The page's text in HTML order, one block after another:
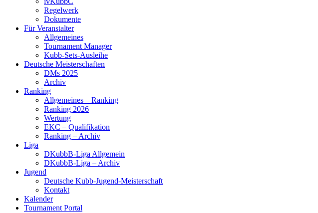
Regelwerk
Dokumente
Für Veranstalter
Allgemeines
Tournament Manager
Kubb-Sets-Ausleihe
Deutsche Meisterschaften
DMs 2025
Archiv
Ranking
Allgemeines – Ranking
Ranking 2026
Wertung
EKC – Qualifikation
Ranking – Archiv
Liga
DKubbB-Liga Allgemein
DKubbB-Liga – Archiv
Jugend
Deutsche Kubb-Jugend-Meisterschaft
Kontakt
Kalender
Tournament Portal